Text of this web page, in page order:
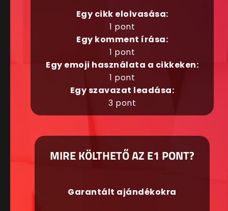
Egy cikk elolvasása:
1 pont
Egy komment írása:
1 pont
Egy emoji használata a cikkeken:
1 pont
Egy szavazat leadása:
3 pont
MIRE KÖLTHETŐ AZ E1 PONT?
Garantált ajándékokra